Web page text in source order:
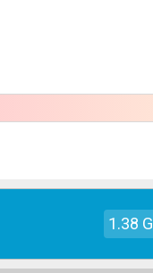
боевой пропуск.
1.38